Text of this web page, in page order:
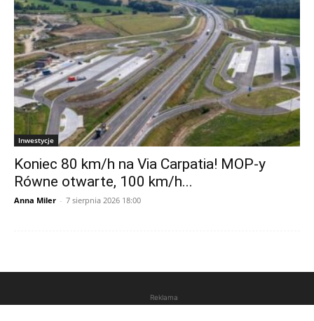
Inwestycje
Koniec 80 km/h na Via Carpatia! MOP-y
Równe otwarte, 100 km/h...
Anna Miler - 7 sierpnia 2026 18:00
Reklama